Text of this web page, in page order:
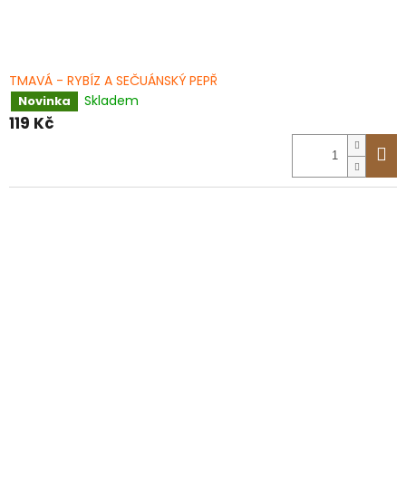
TMAVÁ - RYBÍZ A SEČUÁNSKÝ PEPŘ
Novinka Skladem
119 Kč